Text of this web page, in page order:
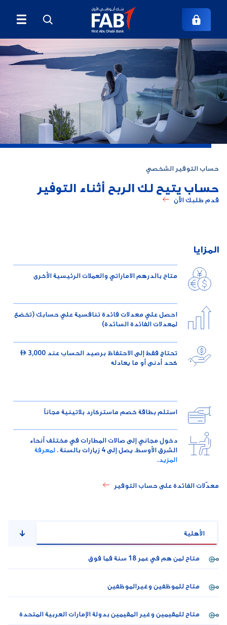
حساب التوفير الشخصي
حساب يتيح لك الربح أثناء التوفير
قدم طلبك الآن
المزايا
متاح بالدرهم الاماراتي والعملات الرئيسية الأخرى
احصل علي معدلات فائدة تنافسية علي حسابك (تخضع
لمعدلات الفائدة السائدة)
تحتاج فقط إلى الاحتفاظ برصيد الحساب عند 3,000 
كحد أدنى أو ما يعادله
استلم بطاقة خصم ماستركارد بلاتينية مجاناً
دخول مجاني إلى صالات المطارات في مختلف أنحاء
الشرق الأوسط. يصل إلى 4 زيارات بالسنة .
لمعرفة
المزيد.
معدّلات الفائدة على حساب التوفير
الأهلية
متاح لمن هم في عمر 18 سنة فما فوق
متاح للموظفين وغيرالموظفين
متاح للمقيمين وغير المقيمين بدولة الإمارات العربية المتحدة